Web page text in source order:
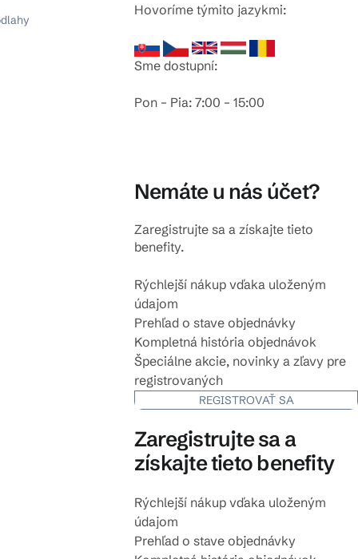
Hovoríme týmito jazykmi:
Sme dostupní:
Pon – Pia: 7:00 – 15:00
Nemáte u nás účet?
Zaregistrujte sa a získajte tieto
benefity.
Rýchlejší nákup vďaka uloženým
údajom
Prehľad o stave objednávky
Kompletná história objednávok
Špeciálne akcie, novinky a zľavy pre
registrovaných
REGISTROVAŤ SA
Zaregistrujte sa a
získajte tieto benefity
Rýchlejší nákup vďaka uloženým
údajom
Prehľad o stave objednávky